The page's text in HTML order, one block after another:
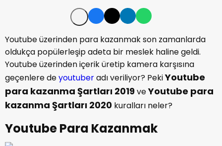
Youtube üzerinden para kazanmak son zamanlarda
oldukça popülerleşip adeta bir meslek haline geldi.
Youtube üzerinden içerik üretip kamera karşısına
geçenlere deyoutuberadı veriliyor? PekiYoutube
para kazanma Şartları 2019veYoutube para
kazanma Şartları 2020 kuralları neler?
Youtube Para Kazanmak